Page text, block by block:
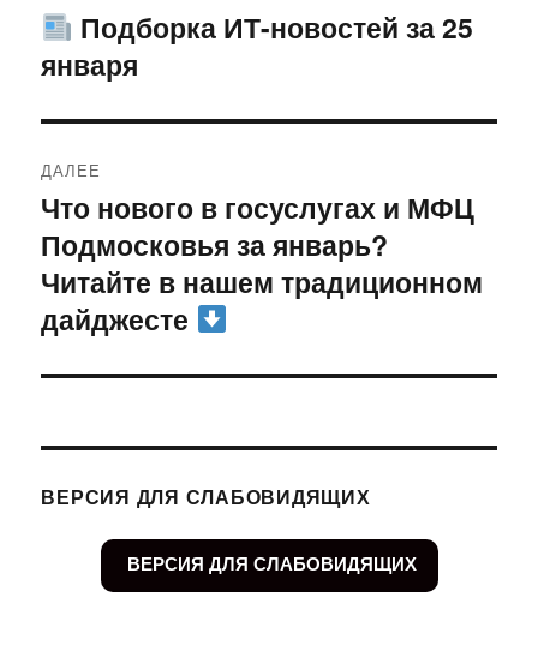
по
записям
Предыдущая
запись:
Подборка ИТ-новостей за 25
января
ДАЛЕЕ
Следующая
запись:
Что нового в госуслугах и МФЦ
Подмосковья за январь?
Читайте в нашем традиционном
дайджесте
ВЕРСИЯ ДЛЯ СЛАБОВИДЯЩИХ
ВЕРСИЯ ДЛЯ СЛАБОВИДЯЩИХ